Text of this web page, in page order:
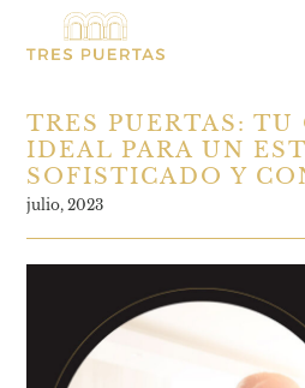
TRES PUERTAS: TU
IDEAL PARA UN
SOFISTICADO Y
julio, 2023